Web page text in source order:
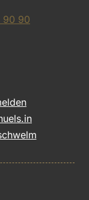
90 90